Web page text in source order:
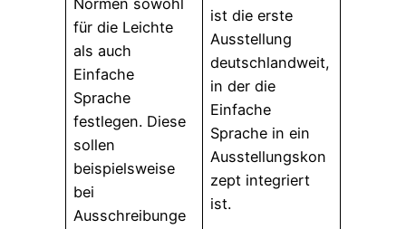
Normen sowohl
für die Leichte
als auch
Einfache
Sprache
festlegen. Diese
sollen
beispielsweise
bei
Ausschreibunge
ist die erste
Ausstellung
deutschlandweit,
in der die
Einfache
Sprache in ein
Ausstellungskon
zept integriert
ist.